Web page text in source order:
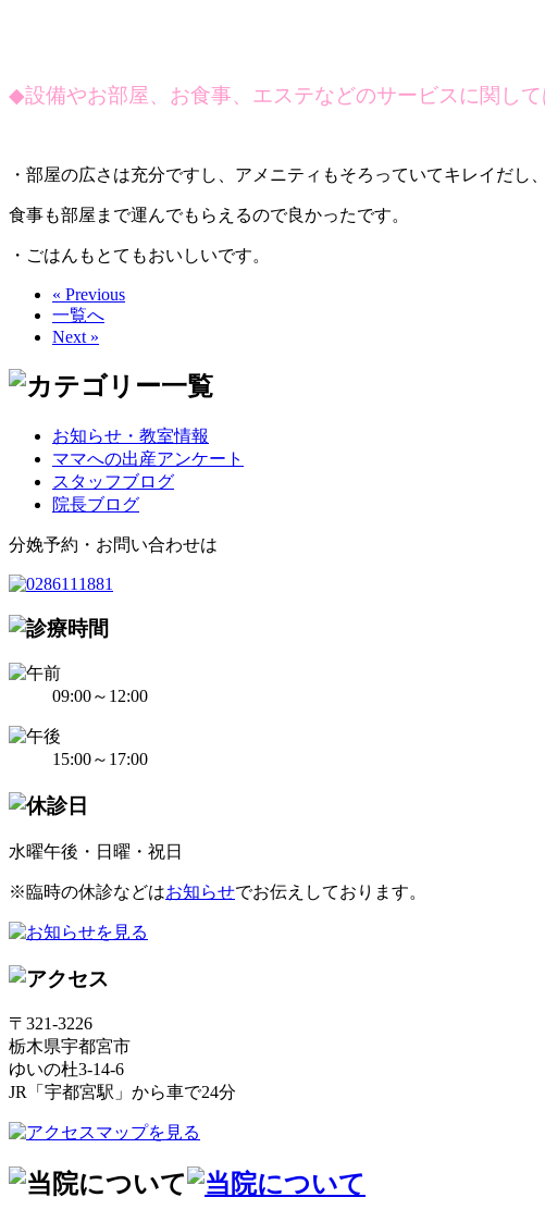
◆設備やお部屋、お食事、エステなどのサービスに関し
・部屋の広さは充分ですし、アメニティもそろっていてキレイだし、
食事も部屋まで運んでもらえるので良かったです。
・ごはんもとてもおいしいです。
« Previous
一覧へ
Next »
お知らせ・教室情報
ママへの出産アンケート
スタッフブログ
院長ブログ
分娩予約・お問い合わせは
09:00～12:00
15:00～17:00
水曜午後・日曜・祝日
※臨時の休診などはお知らせでお伝えしております。
〒321-3226
栃木県宇都宮市
ゆいの杜3-14-6
JR「宇都宮駅」から車で24分